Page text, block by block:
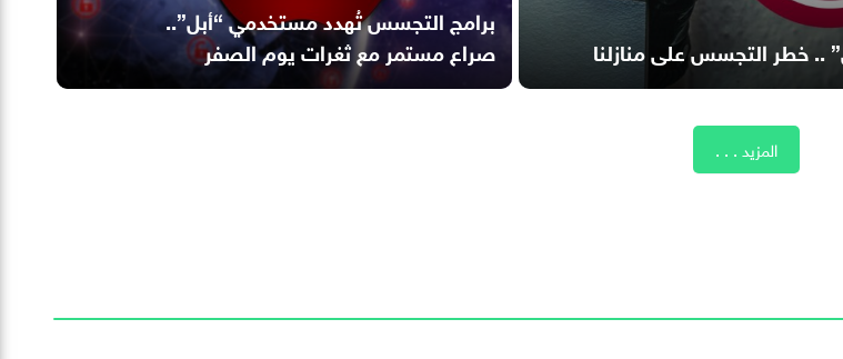
.. خطر التجسس على منازلنا
برامج التجسس تُهدد مستخدمي “أبل”..
صراع مستمر مع ثغرات يوم الصفر
المزيد . . .